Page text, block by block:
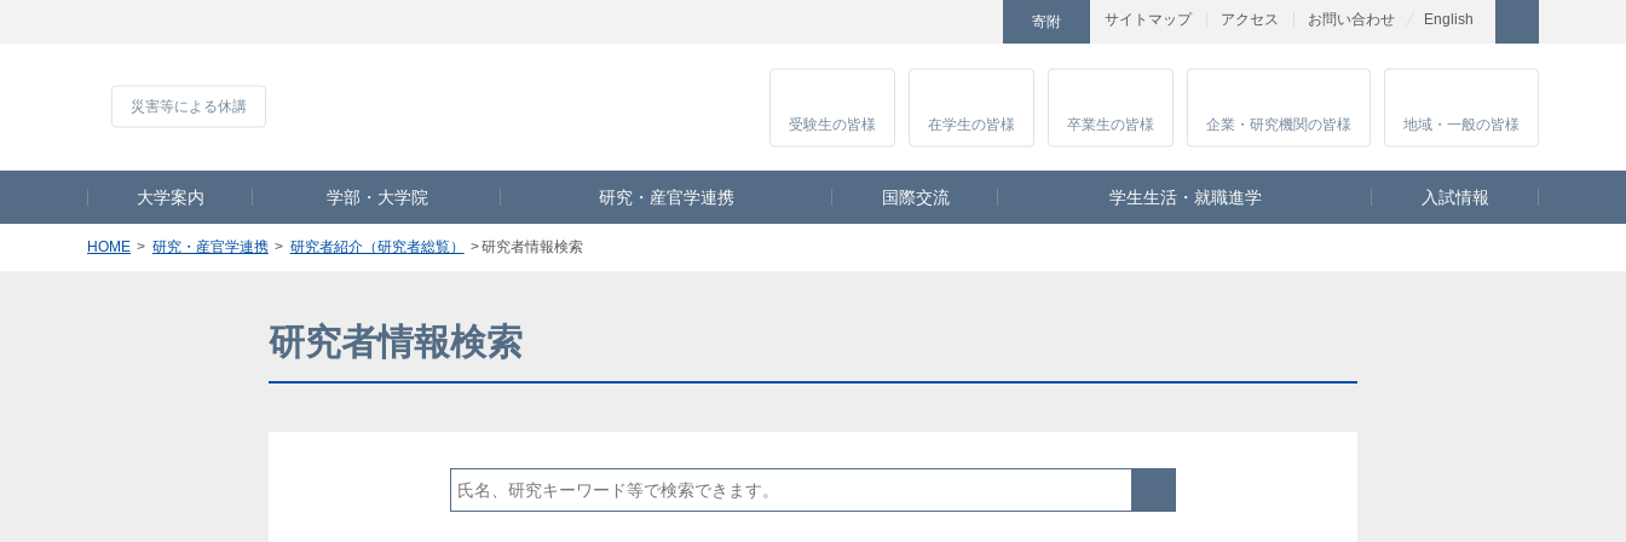
サイトマップ アクセス お問い合わせ
寄附 English
Instagram
受験生の皆様 在学生の皆様 卒業生の皆様 企業・研究機関の皆様 地域・一般の皆様
大学案内 学部・大学院 研究・産官学連携 国際交流 学生生活・就職進学 入試情報
HOME 研究・産官学連携 研究者紹介（研究者総覧） 研究者情報検索
研究者情報検索